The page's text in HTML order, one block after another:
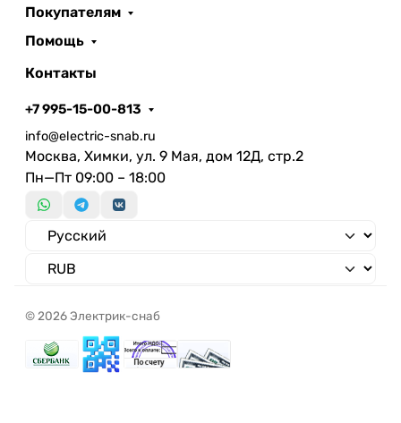
Покупателям
Помощь
Контакты
+7 995-15-00-813
info@electric-snab.ru
Москва, Химки, ул. 9 Мая, дом 12Д, стр.2
Пн—Пт 09:00 – 18:00
© 2026 Электрик-снаб